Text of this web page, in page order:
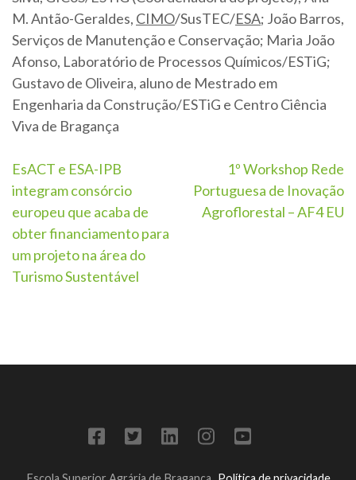
M. Antão-Geraldes, CIMO/SusTEC/ESA; João Barros,
Serviços de Manutenção e Conservação; Maria João
Afonso, Laboratório de Processos Químicos/ESTiG;
Gustavo de Oliveira, aluno de Mestrado em
Engenharia da Construção/ESTiG e Centro Ciência
Viva de Bragança
EsACT e ESA-IPB
integram consórcio
europeu que acaba de
obter financiamento para
um projeto na área do
Turismo Sustentável
1º Workshop Rede
Portuguesa de Inovação
Agroflorestal – AF4 EU